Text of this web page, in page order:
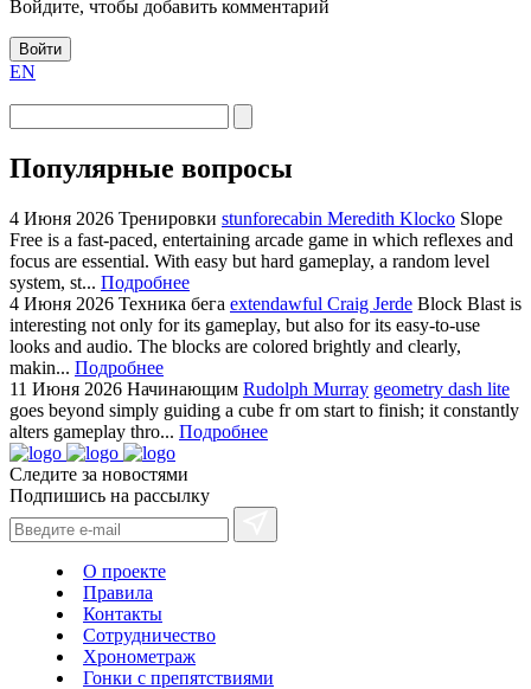
Войдите, чтобы добавить комментарий
Войти
EN
Популярные вопросы
4 Июня 2026 Тренировки stunforecabin Meredith Klocko Slope
Free is a fast-paced, entertaining arcade game in which reflexes and
focus are essential. With easy but hard gameplay, a random level
system, st... Подробнее
4 Июня 2026 Техника бега extendawful Craig Jerde Block Blast is
interesting not only for its gameplay, but also for its easy-to-use
looks and audio. The blocks are colored brightly and clearly,
makin... Подробнее
11 Июня 2026 Начинающим Rudolph Murray geometry dash lite
goes beyond simply guiding a cube fr om start to finish; it constantly
alters gameplay thro... Подробнее
Следите за новостями
Подпишись на рассылку
О проекте
Правила
Контакты
Сотрудничество
Хронометраж
Гонки с препятствиями